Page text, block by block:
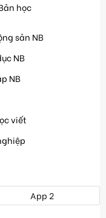
học
sản NB
NB
NB
viết
App 2